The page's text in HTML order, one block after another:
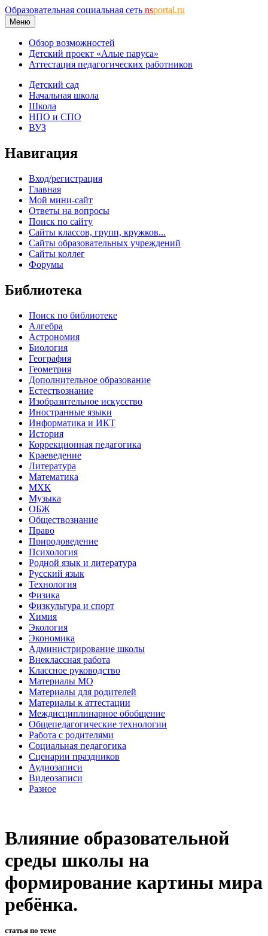
Образовательная социальная сеть nsportal.ru
Меню
Обзор возможностей
Детский проект «Алые паруса»
Аттестация педагогических работников
Детский сад
Начальная школа
Школа
НПО и СПО
ВУЗ
Навигация
Вход/регистрация
Главная
Мой мини-сайт
Ответы на вопросы
Поиск по сайту
Сайты классов, групп, кружков...
Сайты образовательных учреждений
Сайты коллег
Форумы
Библиотека
Поиск по библиотеке
Алгебра
Астрономия
Биология
География
Геометрия
Дополнительное образование
Естествознание
Изобразительное искусство
Иностранные языки
Информатика и ИКТ
История
Коррекционная педагогика
Краеведение
Литература
Математика
МХК
Музыка
ОБЖ
Обществознание
Право
Природоведение
Психология
Родной язык и литература
Русский язык
Технология
Физика
Физкультура и спорт
Химия
Экология
Экономика
Администрирование школы
Внеклассная работа
Классное руководство
Материалы МО
Материалы для родителей
Материалы к аттестации
Междисциплинарное обобщение
Общепедагогические технологии
Работа с родителями
Социальная педагогика
Сценарии праздников
Аудиозаписи
Видеозаписи
Разное
Влияние образовательной
среды школы на
формирование картины мира
ребёнка.
статья по теме